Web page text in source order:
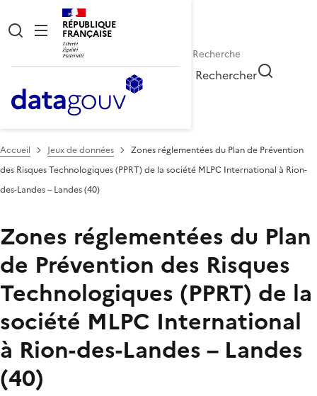
RÉPUBLIQUE
FRANÇAISE
Rechercher
Accueil Jeux de données
Zones réglementées du Plan de Prévention
des Risques Technologiques (PPRT) de la société MLPC International à Rion-
des-Landes – Landes (40)
Zones réglementées du Plan
de Prévention des Risques
Technologiques (PPRT) de la
société MLPC International
à Rion-des-Landes – Landes
(40)